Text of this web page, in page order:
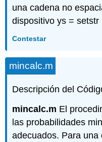
una cadena no
dispositivo ys = setstr
Contestar
mincalc.m
Descripción del
mincalc.m El
las probabilidades
adecuados. Para